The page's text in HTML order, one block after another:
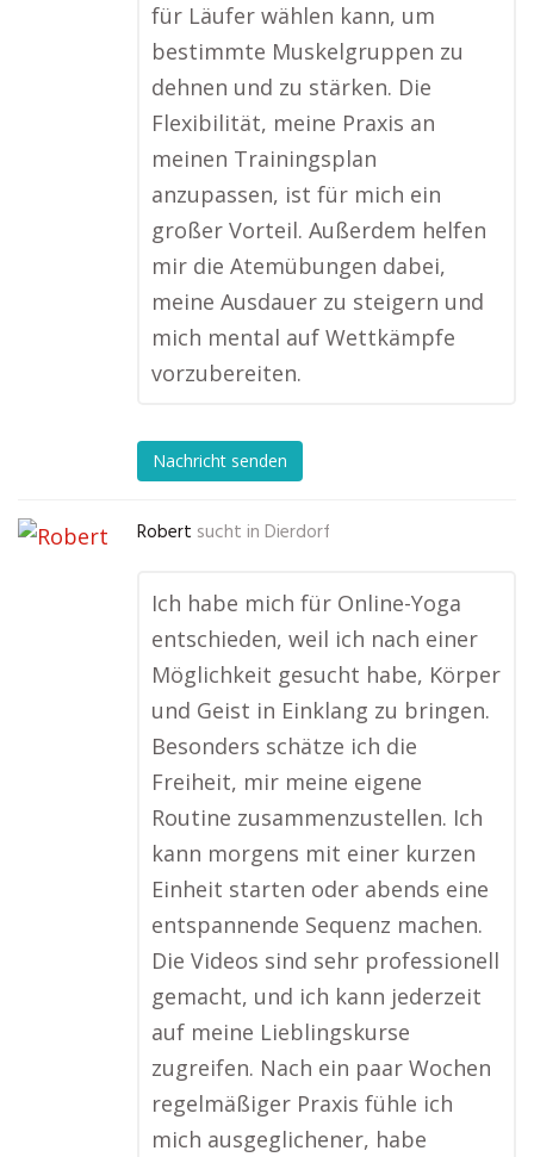
für Läufer wählen kann, um
bestimmte Muskelgruppen zu
dehnen und zu stärken. Die
Flexibilität, meine Praxis an
meinen Trainingsplan
anzupassen, ist für mich ein
großer Vorteil. Außerdem helfen
mir die Atemübungen dabei,
meine Ausdauer zu steigern und
mich mental auf Wettkämpfe
vorzubereiten.
Nachricht senden
Robert sucht in Dierdorf
Ich habe mich für Online-Yoga
entschieden, weil ich nach einer
Möglichkeit gesucht habe, Körper
und Geist in Einklang zu bringen.
Besonders schätze ich die
Freiheit, mir meine eigene
Routine zusammenzustellen. Ich
kann morgens mit einer kurzen
Einheit starten oder abends eine
entspannende Sequenz machen.
Die Videos sind sehr professionell
gemacht, und ich kann jederzeit
auf meine Lieblingskurse
zugreifen. Nach ein paar Wochen
regelmäßiger Praxis fühle ich
mich ausgeglichener, habe